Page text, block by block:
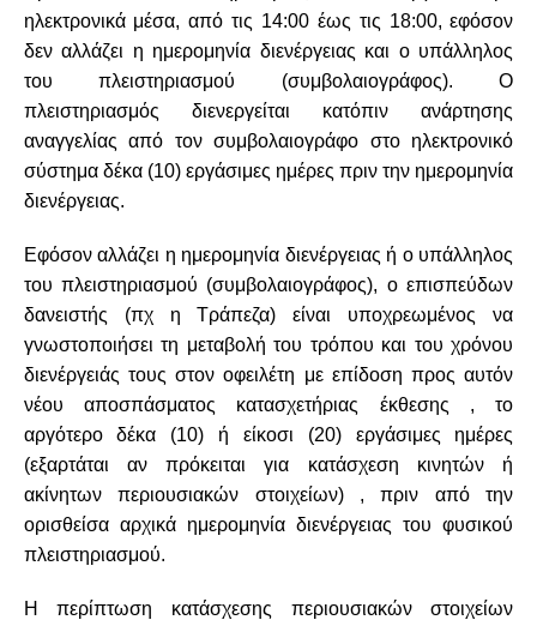
ηλεκτρονικά μέσα, από τις 14:00 έως τις 18:00, εφόσον
δεν αλλάζει η ημερομηνία διενέργειας και ο υπάλληλος
του πλειστηριασμού (συμβολαιογράφος). Ο
πλειστηριασμός διενεργείται κατόπιν ανάρτησης
αναγγελίας από τον συμβολαιογράφο στο ηλεκτρονικό
σύστημα δέκα (10) εργάσιμες ημέρες πριν την ημερομηνία
διενέργειας.
Εφόσον αλλάζει η ημερομηνία διενέργειας ή ο υπάλληλος
του πλειστηριασμού (συμβολαιογράφος), ο επισπεύδων
δανειστής (πχ η Τράπεζα) είναι υποχρεωμένος να
γνωστοποιήσει τη μεταβολή του τρόπου και του χρόνου
διενέργειάς τους στον οφειλέτη με επίδοση προς αυτόν
νέου αποσπάσματος κατασχετήριας έκθεσης , το
αργότερο δέκα (10) ή είκοσι (20) εργάσιμες ημέρες
(εξαρτάται αν πρόκειται για κατάσχεση κινητών ή
ακίνητων περιουσιακών στοιχείων) , πριν από την
ορισθείσα αρχικά ημερομηνία διενέργειας του φυσικού
πλειστηριασμού.
H περίπτωση κατάσχεσης περιουσιακών στοιχείων